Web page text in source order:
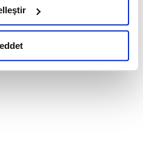
kapsamında
ile ilgili daha
tıklayınız.